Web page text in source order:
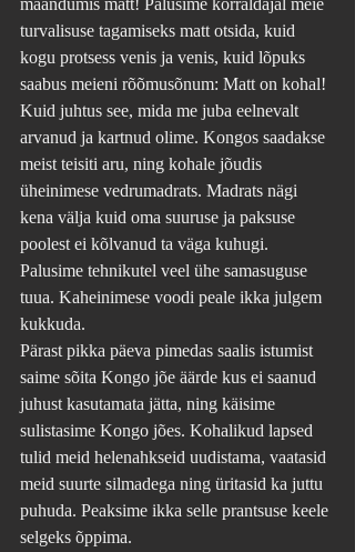
turvalisuse tagamiseks matt otsida, kuid
kogu protsess venis ja venis, kuid lõpuks
saabus meieni rõõmusõnum: Matt on kohal!
Kuid juhtus see, mida me juba eelnevalt
arvanud ja kartnud olime. Kongos saadakse
meist teisiti aru, ning kohale jõudis
üheinimese vedrumadrats. Madrats nägi
kena välja kuid oma suuruse ja paksuse
poolest ei kõlvanud ta väga kuhugi.
Palusime tehnikutel veel ühe samasuguse
tuua. Kaheinimese voodi peale ikka julgem
kukkuda.
Pärast pikka päeva pimedas saalis istumist
saime sõita Kongo jõe äärde kus ei saanud
juhust kasutamata jätta, ning käisime
sulistasime Kongo jões. Kohalikud lapsed
tulid meid helenahkseid uudistama, vaatasid
meid suurte silmadega ning üritasid ka juttu
puhuda. Peaksime ikka selle prantsuse keele
selgeks õppima.